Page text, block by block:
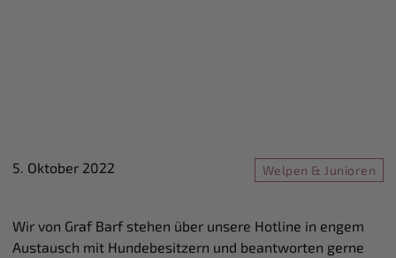
5. Oktober 2022 Welpen & Junioren
Wir von Graf Barf stehen über unsere Hotline in engem
Austausch mit Hundebesitzern und beantworten gerne